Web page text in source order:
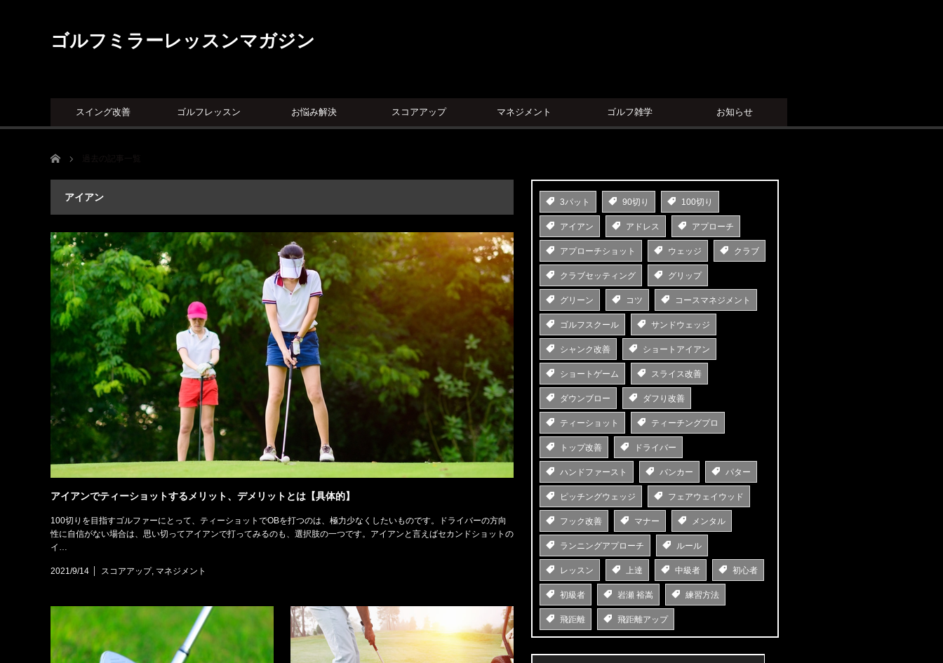
ゴルフミラーレッスンマガジン
スイング改善 ゴルフレッスン お悩み解決 スコアアップ マネジメント ゴルフ雑学 お知らせ
ホーム 過去の記事一覧
アイアン
アイアンでティーショットするメリット、デメリットとは【具体的】
100切りを目指すゴルファーにとって、ティーショットでOBを打つのは、極力少なくしたいものです。ドライバーの方向
性に自信がない場合は、思い切ってアイアンで打ってみるのも、選択肢の一つです。アイアンと言えばセカンドショットの
イ…
2021/9/14 スコアアップ, マネジメント
3パット 90切り 100切り
アイアン アドレス アプローチ
アプローチショット ウェッジ クラブ
クラブセッティング グリップ
グリーン コツ コースマネジメント
ゴルフスクール サンドウェッジ
シャンク改善 ショートアイアン
ショートゲーム スライス改善
ダウンブロー ダフり改善
ティーショット ティーチングプロ
トップ改善 ドライバー
ハンドファースト バンカー パター
ピッチングウェッジ フェアウェイウッド
フック改善 マナー メンタル
ランニングアプローチ ルール
レッスン 上達 中級者 初心者
初級者 岩瀬 裕嵩 練習方法
飛距離 飛距離アップ